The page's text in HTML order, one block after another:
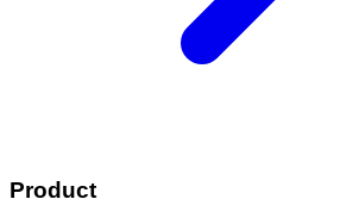
Product